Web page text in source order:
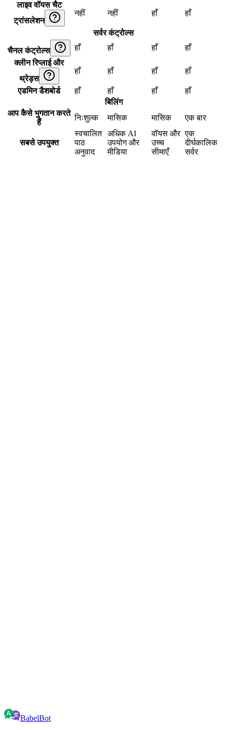
लाइव वॉयस चैट
ट्रांसलेशन
नहीं नहीं हाँ हाँ
सर्वर कंट्रोल्स
चैनल कंट्रोल्स हाँ हाँ हाँ
हाँ
क्लीन रिप्लाई और
थ्रेड्स
हाँ हाँ हाँ हाँ
एडमिन डैशबोर्ड हाँ हाँ हाँ
हाँ
बिलिंग
आप कैसे भुगतान करते
हैं
निःशुल्क मासिक मासिक एक बार
सबसे उपयुक्त
स्वचालित
पाठ
अनुवाद
अधिक AI
उपयोग और
मीडिया
वॉयस और
उच्च
सीमाएँ
एक
दीर्घकालिक
सर्वर
BabelBot